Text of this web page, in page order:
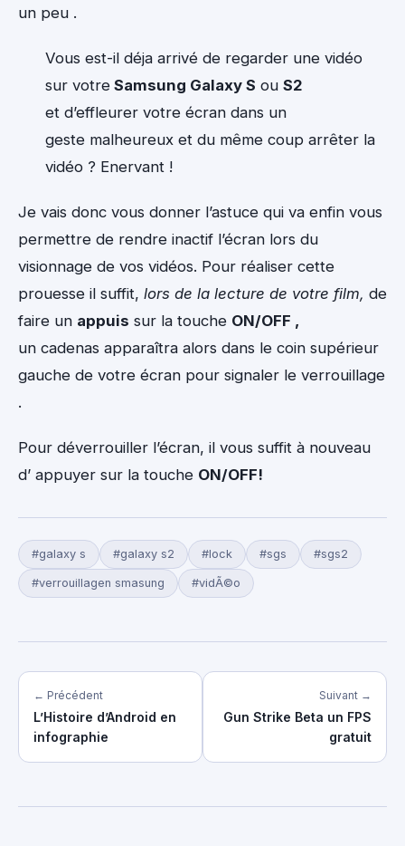
un peu .
Vous est-il déja arrivé de regarder une vidéo
sur votre Samsung Galaxy S ou S2
et d’effleurer votre écran dans un
geste malheureux et du même coup arrêter la
vidéo ? Enervant !
Je vais donc vous donner l’astuce qui va enfin vous
permettre de rendre inactif l’écran lors du
visionnage de vos vidéos. Pour réaliser cette
prouesse il suffit, lors de la lecture de votre film, de
faire un appuis sur la touche ON/OFF ,
un cadenas apparaîtra alors dans le coin supérieur
gauche de votre écran pour signaler le verrouillage
.
Pour déverrouiller l’écran, il vous suffit à nouveau
d’ appuyer sur la touche ON/OFF!
#galaxy s #galaxy s2 #lock #sgs #sgs2
#verrouillagen smasung #vidÃ©o
← Précédent
L’Histoire d’Android en
infographie
Suivant →
Gun Strike Beta un FPS
gratuit